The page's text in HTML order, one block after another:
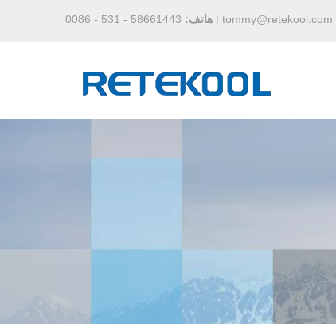
tommy@retekool.com
| هاتف: